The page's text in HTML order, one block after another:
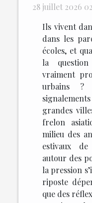
28 juillet 2026
Ils vivent
dans les
écoles, et
la
vraiment
urbains ?
grandes
frelon
milieu des
estivaux
autour des
la pression
riposte
que des